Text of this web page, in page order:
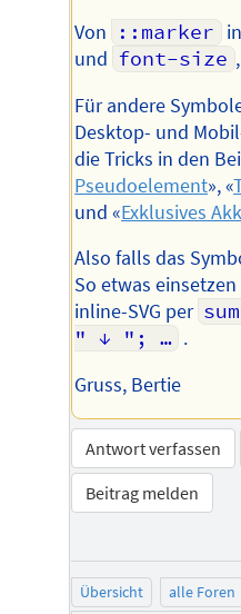
Von
::marker
und font-size ,
Für andere
Desktop- und
die Tricks in den
Pseudoelement», «
und «Exklusives
Also falls das
So etwas
inline-SVG per
" ↓ "; … .
Gruss, Bertie
Antwort verfassen
Beitrag melden
Übersicht alle Foren